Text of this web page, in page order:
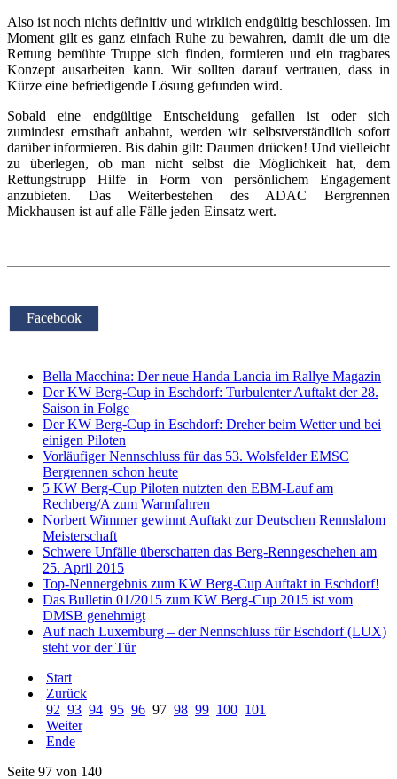
Also ist noch nichts definitiv und wirklich endgültig beschlossen. Im
Moment gilt es ganz einfach Ruhe zu bewahren, damit die um die
Rettung bemühte Truppe sich finden, formieren und ein tragbares
Konzept ausarbeiten kann. Wir sollten darauf vertrauen, dass in
Kürze eine befriedigende Lösung gefunden wird.
Sobald eine endgültige Entscheidung gefallen ist oder sich
zumindest ernsthaft anbahnt, werden wir selbstverständlich sofort
darüber informieren. Bis dahin gilt: Daumen drücken! Und vielleicht
zu überlegen, ob man nicht selbst die Möglichkeit hat, dem
Rettungstrupp Hilfe in Form von persönlichem Engagement
anzubieten. Das Weiterbestehen des ADAC Bergrennen
Mickhausen ist auf alle Fälle jeden Einsatz wert.
Facebook
Bella Macchina: Der neue Handa Lancia im Rallye Magazin
Der KW Berg-Cup in Eschdorf: Turbulenter Auftakt der 28.
Saison in Folge
Der KW Berg-Cup in Eschdorf: Dreher beim Wetter und bei
einigen Piloten
Vorläufiger Nennschluss für das 53. Wolsfelder EMSC
Bergrennen schon heute
5 KW Berg-Cup Piloten nutzten den EBM-Lauf am
Rechberg/A zum Warmfahren
Norbert Wimmer gewinnt Auftakt zur Deutschen Rennslalom
Meisterschaft
Schwere Unfälle überschatten das Berg-Renngeschehen am
25. April 2015
Top-Nennergebnis zum KW Berg-Cup Auftakt in Eschdorf!
Das Bulletin 01/2015 zum KW Berg-Cup 2015 ist vom
DMSB genehmigt
Auf nach Luxemburg – der Nennschluss für Eschdorf (LUX)
steht vor der Tür
Start
Zurück
92 93 94 95 96 97 98 99 100 101
Weiter
Ende
Seite 97 von 140